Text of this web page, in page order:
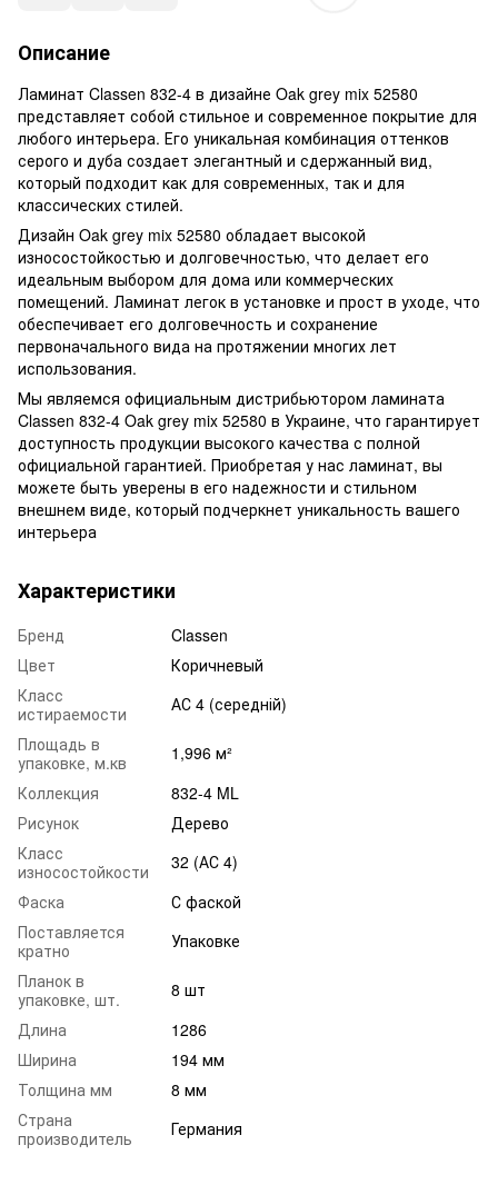
Описание
Ламинат Classen 832-4 в дизайне Oak grey mix 52580
представляет собой стильное и современное покрытие для
любого интерьера. Его уникальная комбинация оттенков
серого и дуба создает элегантный и сдержанный вид,
который подходит как для современных, так и для
классических стилей.
Дизайн Oak grey mix 52580 обладает высокой
износостойкостью и долговечностью, что делает его
идеальным выбором для дома или коммерческих
помещений. Ламинат легок в установке и прост в уходе, что
обеспечивает его долговечность и сохранение
первоначального вида на протяжении многих лет
использования.
Мы являемся официальным дистрибьютором ламината
Classen 832-4 Oak grey mix 52580 в Украине, что гарантирует
доступность продукции высокого качества с полной
официальной гарантией. Приобретая у нас ламинат, вы
можете быть уверены в его надежности и стильном
внешнем виде, который подчеркнет уникальность вашего
интерьера
Характеристики
Бренд
Classen
Цвет
Коричневый
Класс
истираемости
АС 4 (середній)
Площадь в
упаковке, м.кв
1,996 м²
Коллекция
832-4 ML
Рисунок
Дерево
Класс
износостойкости
32 (АС 4)
Фаска
С фаской
Поставляется
кратно
Упаковке
Планок в
упаковке, шт.
8 шт
Длина
1286
Ширина
194 мм
Толщина мм
8 мм
Страна
производитель
Германия